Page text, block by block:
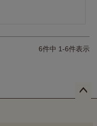
6件中 1-6件表示